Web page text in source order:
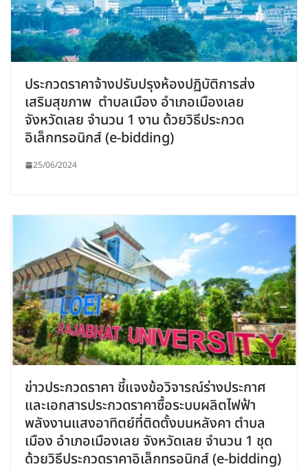
ประกวดราคาจ้างปรับปรุงห้องปฏิบัติการส่ง
เสริมสุขภาพ ตำบลเมือง อำเภอเมืองเลย
จังหวัดเลย จำนวน 1 งาน ด้วยวิธีประกวด
อิเล็กทรอนิกส์ (e-bidding)
25/06/2024
ข่าวประกวดราคา ชี้แจงข้อวิจารณ์ร่างประกาศ
และเอกสารประกวดราคาซื้อระบบผลิตไฟฟ้า
พลังงานแสงอาทิตย์ที่ติดตั้งบนหลังคา ตำบล
เมือง อำเภอเมืองเลย จังหวัดเลย จำนวน 1 ชุด
ด้วยวิธีประกวดราคาอิเล็กทรอนิกส์ (e-bidding)